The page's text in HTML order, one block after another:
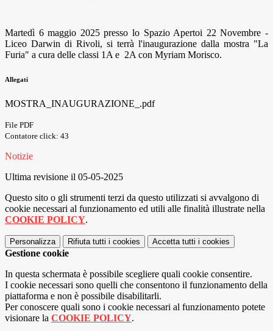
Martedì 6 maggio 2025 presso lo Spazio Apertoi 22 Novembre -
Liceo Darwin di Rivoli, si terrà l'inaugurazione dalla mostra "La
Furia" a cura delle classi 1A e 2A con Myriam Morisco.
Allegati
MOSTRA_INAUGURAZIONE_.pdf
File PDF
Contatore click: 43
Notizie
Ultima revisione il 05-05-2025
Questo sito o gli strumenti terzi da questo utilizzati si avvalgono di
cookie necessari al funzionamento ed utili alle finalità illustrate nella
COOKIE POLICY.
Personalizza Rifiuta tutti i cookies Accetta tutti i cookies
Gestione cookie
In questa schermata è possibile scegliere quali cookie consentire.
I cookie necessari sono quelli che consentono il funzionamento della
piattaforma e non è possibile disabilitarli.
Per conoscere quali sono i cookie necessari al funzionamento potete
visionare la COOKIE POLICY.